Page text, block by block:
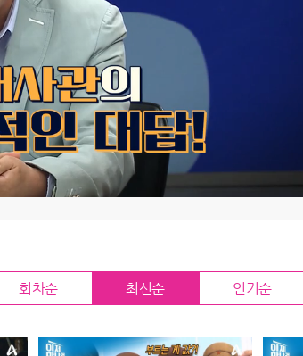
회차순 최신순 인기순